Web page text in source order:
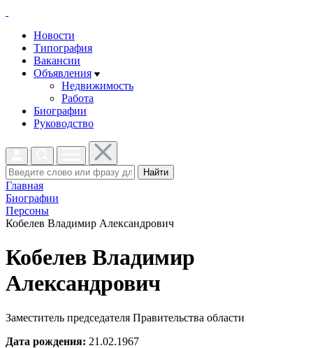
Новости
Типография
Вакансии
Объявления
Недвижимость
Работа
Биографии
Руководство
Найти
Главная
Биографии
Персоны
Кобелев Владимир Александрович
Кобелев Владимир
Александрович
Заместитель председателя Правительства области
Дата рождения: 21.02.1967